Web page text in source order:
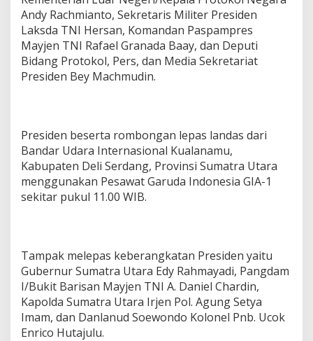
Andy Rachmianto, Sekretaris Militer Presiden
Laksda TNI Hersan, Komandan Paspampres
Mayjen TNI Rafael Granada Baay, dan Deputi
Bidang Protokol, Pers, dan Media Sekretariat
Presiden Bey Machmudin.
Presiden beserta rombongan lepas landas dari
Bandar Udara Internasional Kualanamu,
Kabupaten Deli Serdang, Provinsi Sumatra Utara
menggunakan Pesawat Garuda Indonesia GIA-1
sekitar pukul 11.00 WIB.
Tampak melepas keberangkatan Presiden yaitu
Gubernur Sumatra Utara Edy Rahmayadi, Pangdam
I/Bukit Barisan Mayjen TNI A. Daniel Chardin,
Kapolda Sumatra Utara Irjen Pol. Agung Setya
Imam, dan Danlanud Soewondo Kolonel Pnb. Ucok
Enrico Hutajulu.